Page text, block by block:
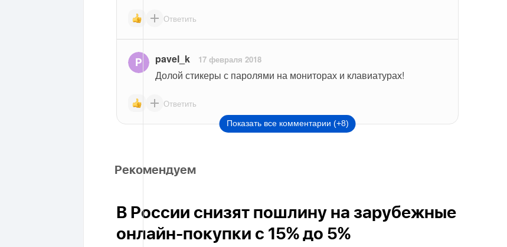
Ответить
pavel_k 17 февраля 2018
Долой стикеры с паролями на мониторах и клавиатурах!
Ответить
Показать все комментарии (+8)
Рекомендуем
В России снизят пошлину на зарубежные
онлайн-покупки с 15% до 5%